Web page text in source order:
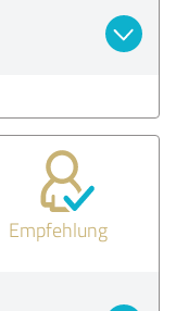
Empfehlung